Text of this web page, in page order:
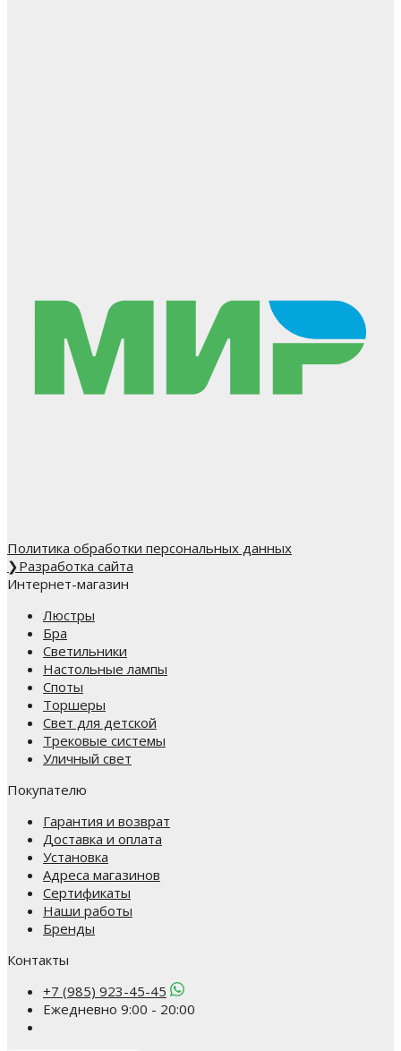
Политика обработки персональных данных
❯Разработка сайта
Интернет-магазин
Люстры
Бра
Светильники
Настольные лампы
Споты
Торшеры
Свет для детской
Трековые системы
Уличный свет
Покупателю
Гарантия и возврат
Доставка и оплата
Установка
Адреса магазинов
Сертификаты
Наши работы
Бренды
Контакты
+7 (985) 923-45-45
Ежедневно 9:00 - 20:00